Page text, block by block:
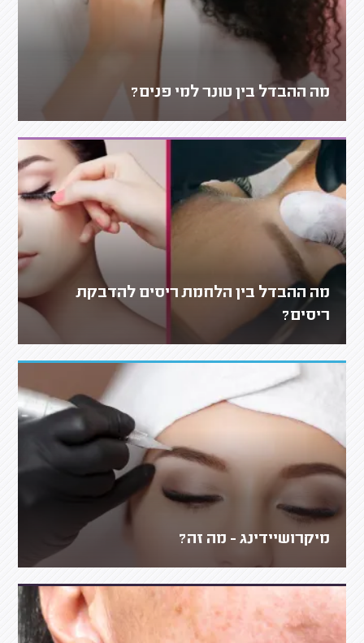
מה ההבדל בין טונר למי פנים?
מה ההבדל בין הלחמת ריסים להדבקת
ריסים?
מיקרושיידינג - מה זה?